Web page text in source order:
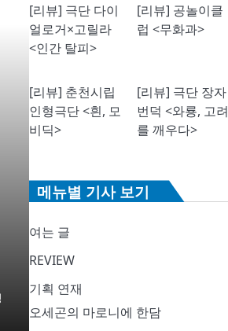
[리뷰] 극단 다이
얼로거×고릴라
<인간 탈피>
[리뷰] 공놀이클
럽 <무화과>
[리뷰] 춘천시립
인형극단 <흰, 모
비딕>
[리뷰] 극단 장자
번덕 <와룡, 고려
를 깨우다>
메뉴별 기사 보기
여는 글
REVIEW
기획 연재
오세곤의 마로니에 한담